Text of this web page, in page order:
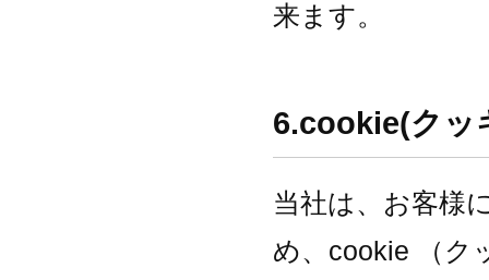
来ます。
6.cookie(クッ
当社は、お客様
め、cookie （ク